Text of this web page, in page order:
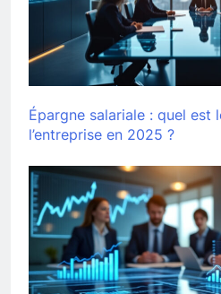
Épargne salariale : quel est
l’entreprise en 2025 ?